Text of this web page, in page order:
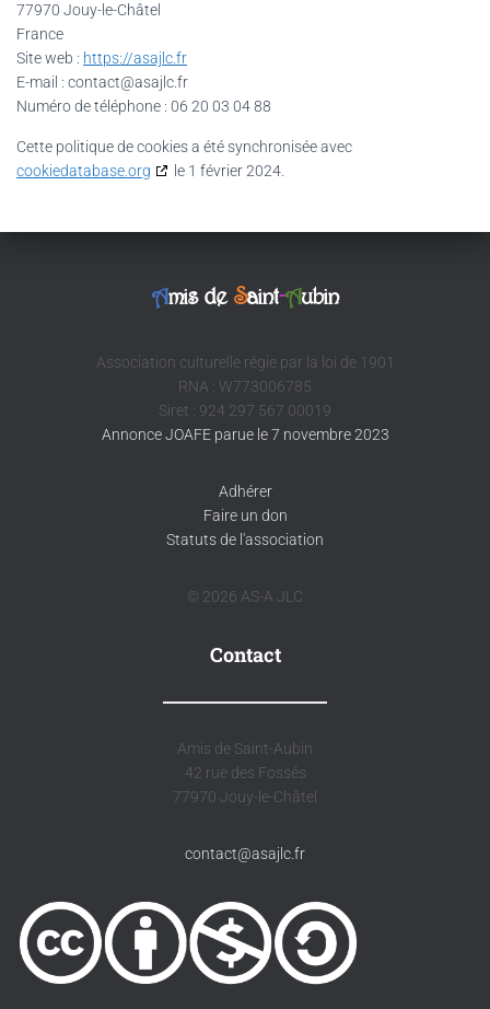
77970 Jouy-le-Châtel
France
Site web : https://asajlc.fr
E-mail : contact@asajlc.fr
Numéro de téléphone : 06 20 03 04 88
Cette politique de cookies a été synchronisée avec
cookiedatabase.org
le 1 février 2024.
Amis de Saint-Aubin
Association culturelle régie par la loi de 1901
RNA : W773006785
Siret : 924 297 567 00019
Annonce JOAFE parue le 7 novembre 2023
Adhérer
Faire un don
Statuts de l'association
© 2026 AS-A JLC
Contact
Amis de Saint-Aubin
42 rue des Fossés
77970 Jouy-le-Châtel
contact@asajlc.fr